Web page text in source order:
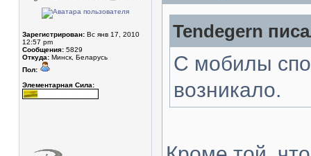
Зарегистрирован: Вс янв 17, 2010
12:57 pm
Сообщения: 5829
Откуда: Минск, Беларусь
Пол:
Элементарная Сила:
Tendegern
С мобилы
возникало.